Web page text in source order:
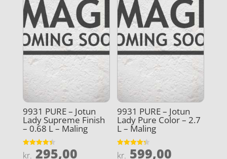
9931 PURE – Jotun
Lady Supreme Finish
– 0.68 L – Maling
Vurderet
4.4
kr. 295,00
9931 PURE – Jotun
Lady Pure Color – 2.7
L – Maling
Vurderet
4.3
kr. 599,00